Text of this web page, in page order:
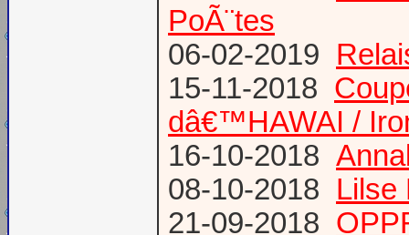
PoÃ¨tes
06-02-2019
15-11-2018
dâ€™HAWAI /
16-10-2018
08-10-2018 Lilse
21-09-2018